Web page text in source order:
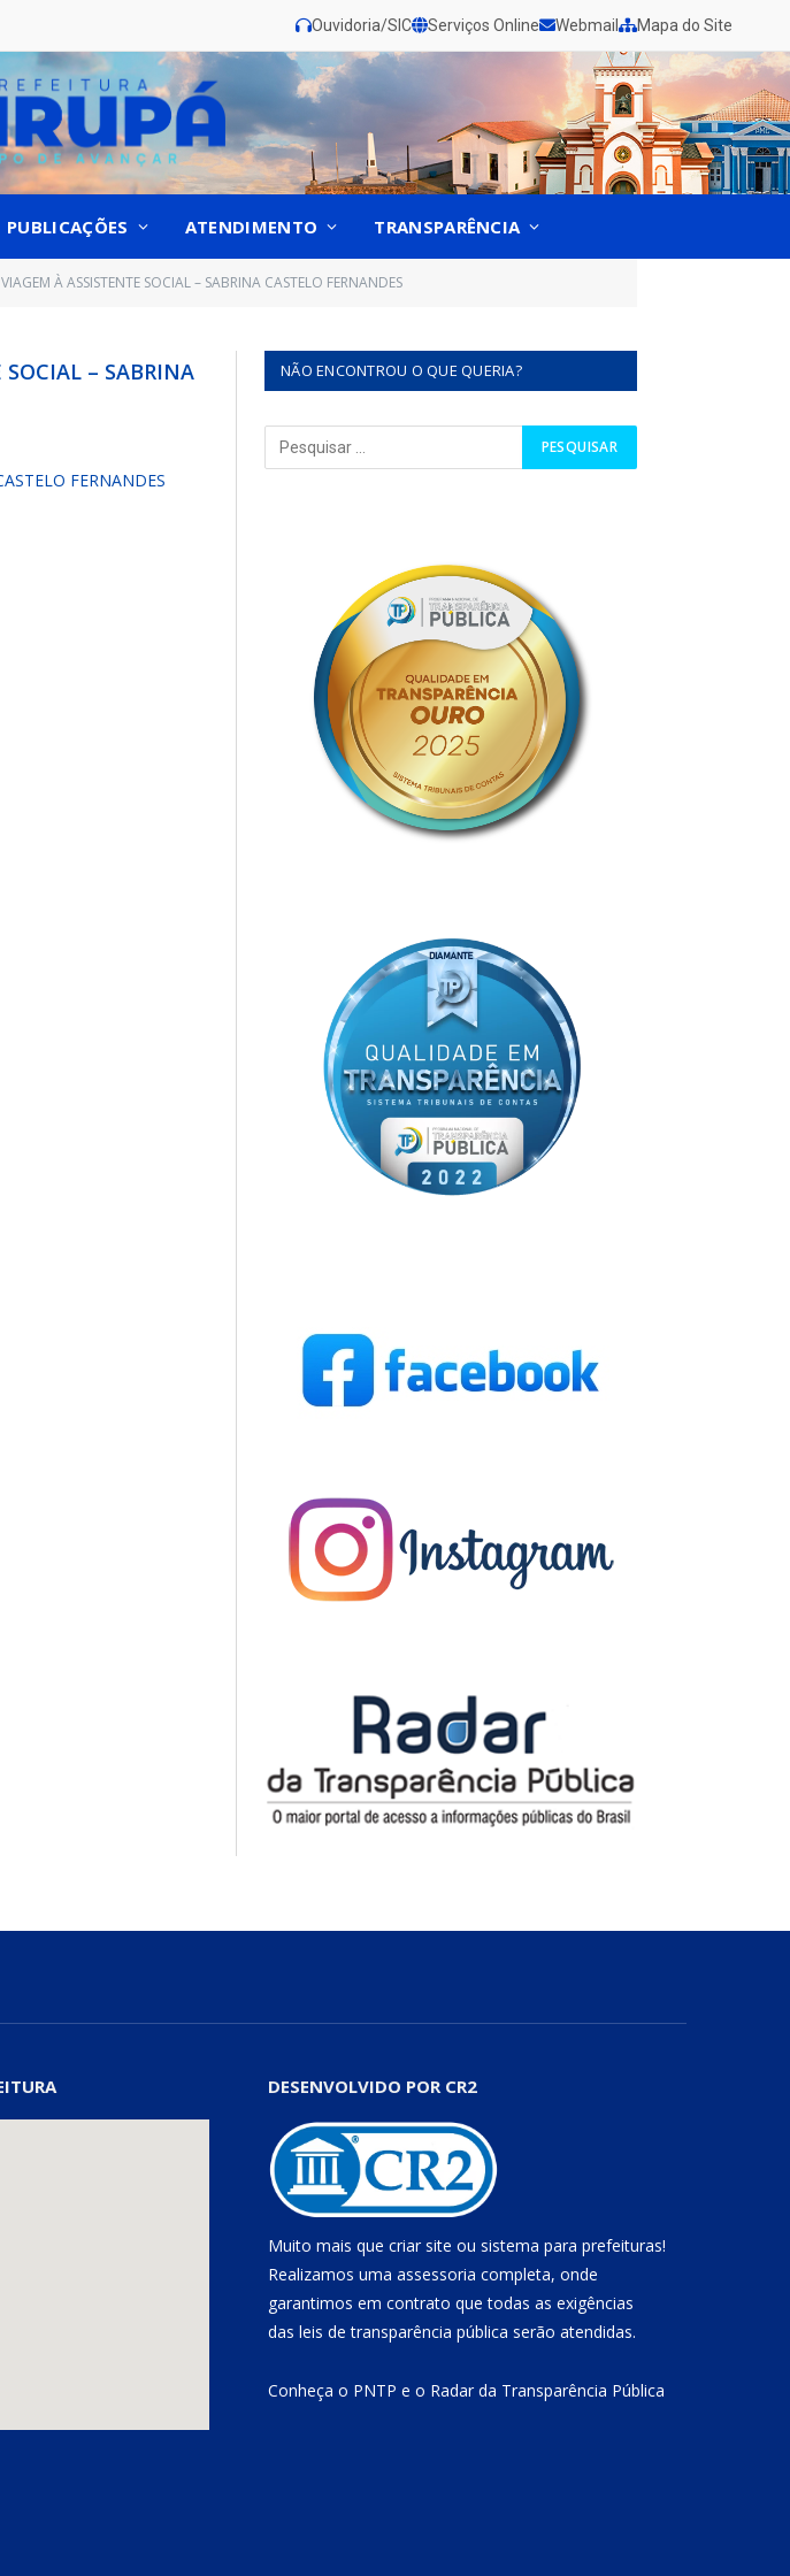
Ouvidoria/SIC Serviços Online Webmail Mapa do Site
PUBLICAÇÕES ATENDIMENTO TRANSPARÊNCIA
À ASSISTENTE SOCIAL – SABRINA CASTELO FERNANDES
– SABRINA
FERNANDES
NÃO ENCONTROU O QUE QUERIA?
DESENVOLVIDO POR CR2
Muito mais que criar site ou sistema para prefeituras!
Realizamos uma assessoria completa, onde
garantimos em contrato que todas as exigências
das leis de transparência pública serão atendidas.
Conheça o PNTP e o Radar da Transparência Pública